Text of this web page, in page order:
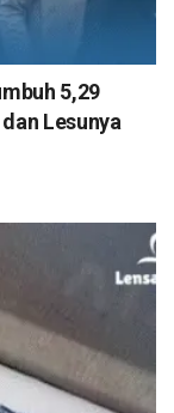
5,29
Lesunya